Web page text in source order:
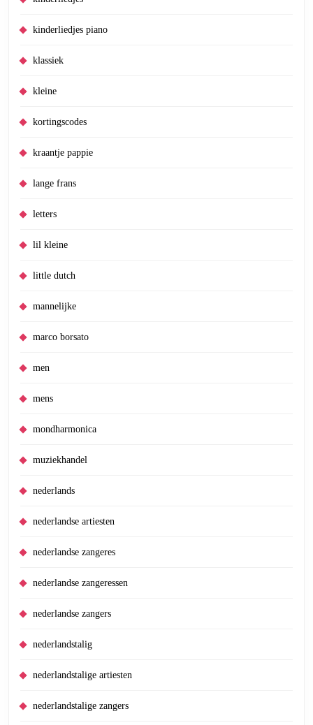
kinderliedjes piano
klassiek
kleine
kortingscodes
kraantje pappie
lange frans
letters
lil kleine
little dutch
mannelijke
marco borsato
men
mens
mondharmonica
muziekhandel
nederlands
nederlandse artiesten
nederlandse zangeres
nederlandse zangeressen
nederlandse zangers
nederlandstalig
nederlandstalige artiesten
nederlandstalige zangers